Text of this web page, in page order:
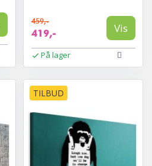
459,-
419,- Vis
På lager
TILBUD